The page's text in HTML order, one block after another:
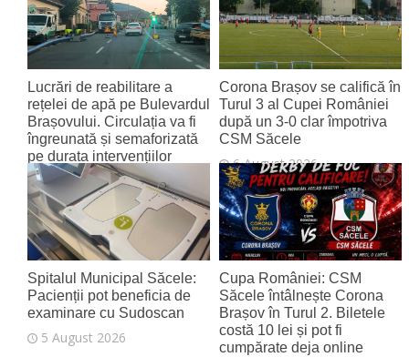
Lucrări de reabilitare a
rețelei de apă pe Bulevardul
Brașovului. Circulația va fi
îngreunată și semaforizată
pe durata intervențiilor
6 August 2026
Corona Brașov se califică în
Turul 3 al Cupei României
după un 3-0 clar împotriva
CSM Săcele
6 August 2026
Spitalul Municipal Săcele:
Pacienții pot beneficia de
examinare cu Sudoscan
5 August 2026
Cupa României: CSM
Săcele întâlnește Corona
Brașov în Turul 2. Biletele
costă 10 lei și pot fi
cumpărate deja online